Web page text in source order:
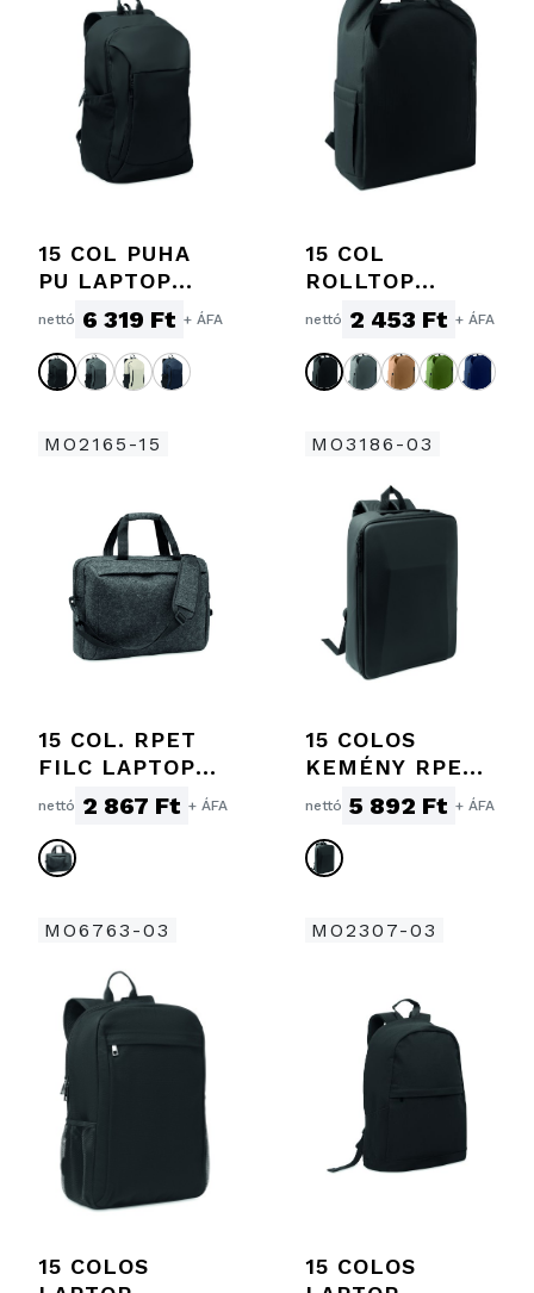
15 COL PUHA
PU LAPTOP
HÁTIZSÁK
nettó 6 319 Ft + ÁFA
15 COL
ROLLTOP
LAPTOP
HÁTIZSÁK
nettó 2 453 Ft + ÁFA
MO2165-15
15 COL. RPET
FILC LAPTOP
TÁSKA
nettó 2 867 Ft + ÁFA
MO3186-03
15 COLOS
KEMÉNY RPET
HÁTIZSÁK
nettó 5 892 Ft + ÁFA
MO6763-03
15 COLOS
MO2307-03
15 COLOS